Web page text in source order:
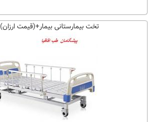
تخت بیمارستانی بیمار+(قیمت ارزان)۱۴۰۱